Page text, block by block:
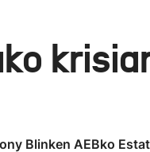
Blinken AEBko